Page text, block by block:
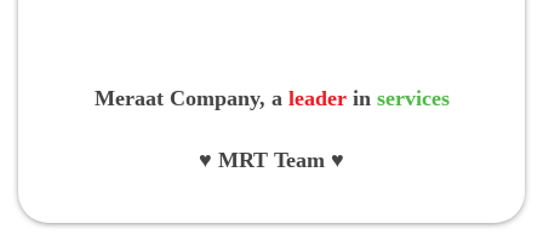
Meraat Company, a leaderin services
♥ MRT Team ♥